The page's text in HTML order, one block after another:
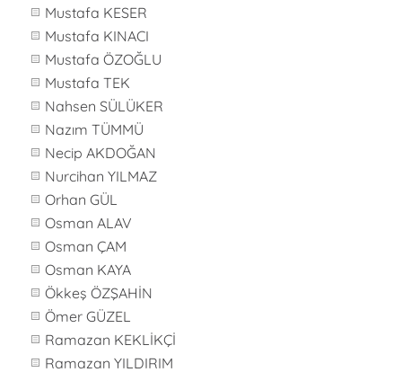
Mustafa KESER
Mustafa KINACI
Mustafa ÖZOĞLU
Mustafa TEK
Nahsen SÜLÜKER
Nazım TÜMMÜ
Necip AKDOĞAN
Nurcihan YILMAZ
Orhan GÜL
Osman ALAV
Osman ÇAM
Osman KAYA
Ökkeş ÖZŞAHİN
Ömer GÜZEL
Ramazan KEKLİKÇİ
Ramazan YILDIRIM